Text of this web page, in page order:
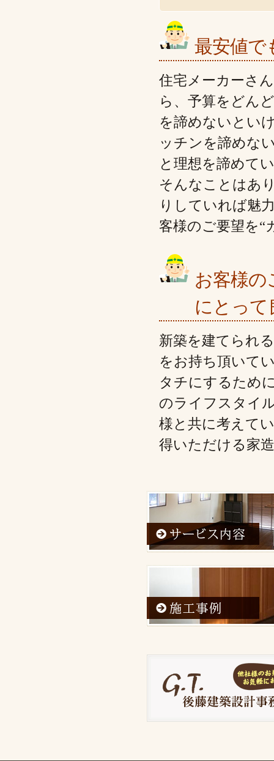
最安値で
住宅メーカーさ
ら、予算をどん
を諦めないとい
ッチンを諦めな
と理想を諦めて
そんなことはあ
りしていれば魅
客様のご要望を“
お客様の
にとって
新築を建てられ
をお持ち頂いて
タチにするため
のライフスタイ
様と共に考えて
得いただける家